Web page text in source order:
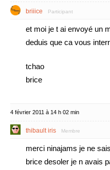
briiice Participant
et moi je t ai envoyé un
deduis que ca vous
tchao
brice
4 février 2011 à 14 h 02 min
thibault iris Membre
merci ninajams je ne
brice desoler je n avais